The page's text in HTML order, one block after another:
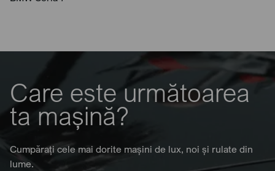
Care este următoarea
ta mașină?
Cumpărați cele mai dorite mașini de lux, noi și rulate din
lume.